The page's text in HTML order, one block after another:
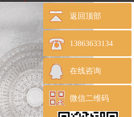
返回顶部
13863633134
在线咨询
微信二维码